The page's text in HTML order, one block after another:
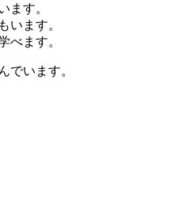
ます。
います。
べます。
でいます。